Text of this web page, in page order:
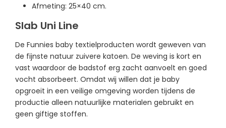
Afmeting: 25×40 cm.
Slab Uni Line
De Funnies baby textielproducten wordt geweven van
de fijnste natuur zuivere katoen. De weving is kort en
vast waardoor de badstof erg zacht aanvoelt en goed
vocht absorbeert. Omdat wij willen dat je baby
opgroeit in een veilige omgeving worden tijdens de
productie alleen natuurlijke materialen gebruikt en
geen giftige stoffen.